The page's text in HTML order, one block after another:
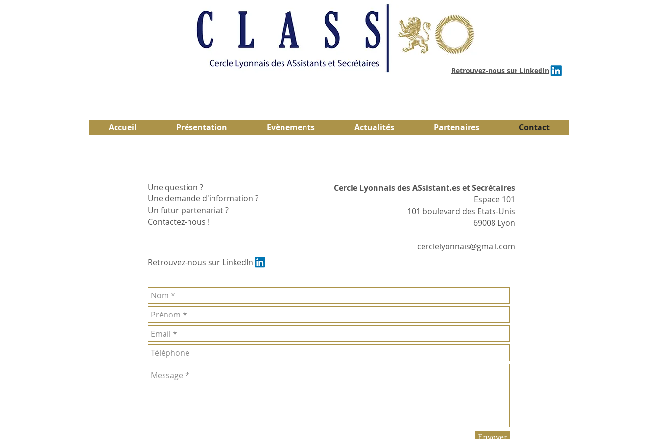
Retrouvez-nous sur LinkedIn
Accueil Présentation Evènements Actualités Partenaires Contact
Une question ?
Une demande d'information ?
Un futur partenariat ?
Contactez-nous !
Cercle Lyonnais des ASsistant.es et Secrétaires
Espace 101
101 boulevard des Etats-Unis
69008 Lyon
cerclelyonnais@gmail.com
Retrouvez-nous sur LinkedIn
Envoyer